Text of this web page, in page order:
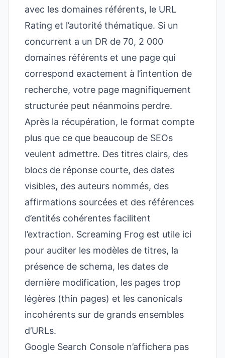
avec les domaines référents, le URL
Rating et l’autorité thématique. Si un
concurrent a un DR de 70, 2 000
domaines référents et une page qui
correspond exactement à l’intention de
recherche, votre page magnifiquement
structurée peut néanmoins perdre.
Après la récupération, le format compte
plus que ce que beaucoup de SEOs
veulent admettre. Des titres clairs, des
blocs de réponse courte, des dates
visibles, des auteurs nommés, des
affirmations sourcées et des références
d’entités cohérentes facilitent
l’extraction. Screaming Frog est utile ici
pour auditer les modèles de titres, la
présence de schema, les dates de
dernière modification, les pages trop
légères (thin pages) et les canonicals
incohérents sur de grands ensembles
d’URLs.
Google Search Console n’affichera pas